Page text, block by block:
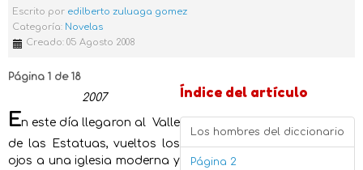
Escrito por edilberto zuluaga gomez
Categoría: Novelas
Creado: 05 Agosto 2008
Índice del artículo
Los hombres del diccionario
Página 2
Página 1 de 18
2007
En este día llegaron al Valle
de las Estatuas, vueltos los
ojos a una iglesia moderna y